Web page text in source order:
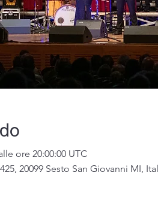
ore 20:00:00 UTC
20099 Sesto San Giovanni MI,